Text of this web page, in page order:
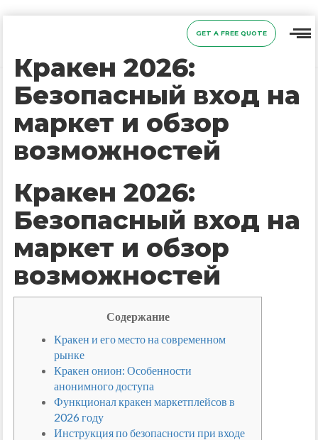
GET A FREE QUOTE
Кракен 2026:
Безопасный вход на
маркет и обзор
возможностей
Кракен 2026:
Безопасный вход на
маркет и обзор
возможностей
Содержание
Кракен и его место на современном
рынке
Кракен онион: Особенности
анонимного доступа
Функционал кракен маркетплейсов в
2026 году
Инструкция по безопасности при входе